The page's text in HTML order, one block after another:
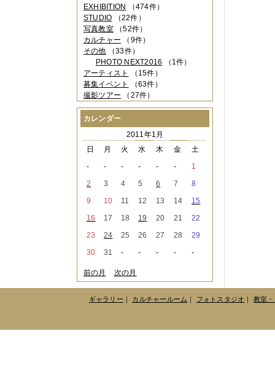
2022年07月（3件）
2022年05月（4件）
2022年04月（2件）
2022年03月
（5件）
2022年02月（3件）
2022年01月（3件）
2021年12月（2件）
2021年11月（3件）
2021年10月
（1件）
2021年08月
2021年07月（1件）
（3件）
2021年05月（2件）
2021年02月 （1件）
2020年12月（3件）
2020年11月 （6件）
2020年09月（5件）
2020年08月
2020年06月（2件）
2020年04月（4件）
2020年03月（9件）
2020年02月（3件）
2020年01月（5件）
2019年12月（3件）
EXHIBITION （474件）
STUDIO （22件）
写真教室（52件）
カルチャー （9件）
その他 （33件）
PHOTO NEXT2016 （1件）
アーティスト
（15件）
募集イベント
（63件）
撮影ツアー （27件）
カレンダー
2011年1月
日
月 火 水 木 金
土
-
- - - - -
1
2
3 4 5 6 7
8
9
10 11 12 13 14
15
16
17 18 19 20 21
22
23
24 25 26 27 28
29
30
31 - - - - -
前の月 次の月
ギャラリー｜ カルチャールーム｜ フォトスタジオ｜ 教室